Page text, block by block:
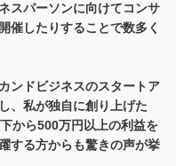
スパーソンに向けてコンサ
催したりすることで数多く
ンドビジネスのスタートア
、私が独自に創り上げた
から500万円以上の利益を
する方からも驚きの声が挙